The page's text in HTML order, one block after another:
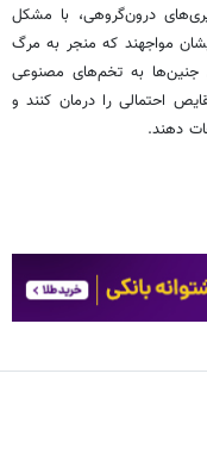
درون‌گروهی، با مشکل
مواجهند که منجر به مرگ
جنین‌ها به تخم‌های مصنوعی
احتمالی را درمان کنند و
دهند.